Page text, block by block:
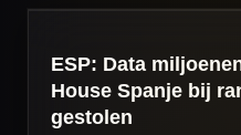
ESP: Data
House Spanje bij
gestolen